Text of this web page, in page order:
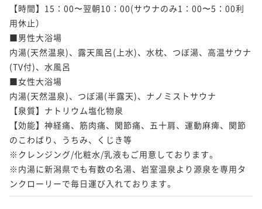
【時間】15：00〜翌朝10：00(サウナのみ1：00〜5：00利
用休止）
■男性大浴場
内湯(天然温泉)、露天風呂(上水)、水枕、つぼ湯、高温サウナ
(TV付)、水風呂
■女性大浴場
内湯(天然温泉)、つぼ湯(半露天)、ナノミストサウナ
【泉質】ナトリウム塩化物泉
【効能】神経痛、筋肉痛、関節痛、五十肩、運動麻痺、関節
のこわばり、うちみ、くじき等
※クレンジング/化粧水/乳液もご用意しております。
※内湯に新潟県でも有数の名湯、岩室温泉より源泉を専用タ
ンクローリーで毎日運び入れております。